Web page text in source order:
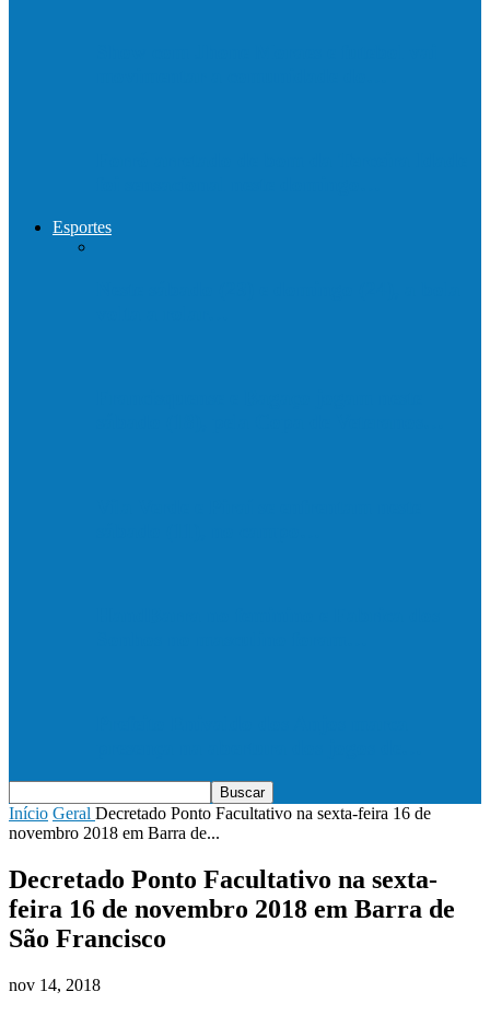
Esportes
Início Geral Decretado Ponto Facultativo na sexta-feira 16 de
novembro 2018 em Barra de...
Decretado Ponto Facultativo na sexta-
feira 16 de novembro 2018 em Barra de
São Francisco
nov 14, 2018